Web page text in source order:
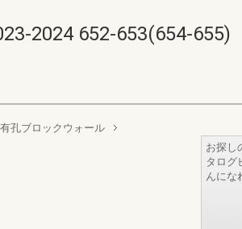
2024 652-653(654-655)
有孔ブロックウォール
お探し
タログ
んにな